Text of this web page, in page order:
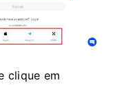
clique em